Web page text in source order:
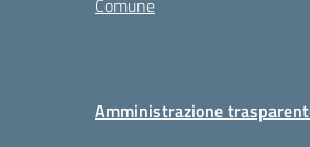
Comune
Amministrazione